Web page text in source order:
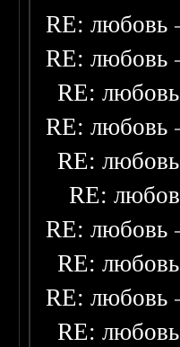
RE: любовь
RE: любовь
RE: любовь
RE: любовь
RE: любовь
RE:
RE: любовь
RE: любовь
RE: любовь
RE: любовь